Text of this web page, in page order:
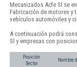
Mecanizados Acfe Sl se
Fabricación de motores y
vehículos automóviles y
A continuación podrá
Sl y empresas con
Posición
Sector
Nombre